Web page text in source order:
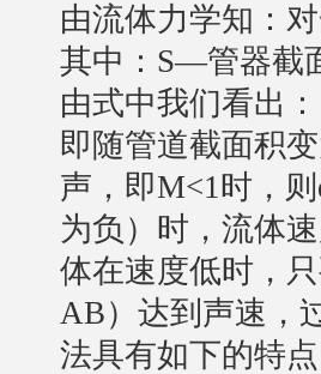
由流体力学知：
其中：S―管器截
由式中我们看出
即随管道截面积
声，即M<1时，
为负）时，流体
体在速度低时，
AB）达到声速，
法具有如下的特